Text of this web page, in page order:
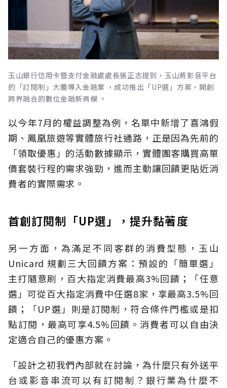
玉山銀行信用卡暨支付金融處處長張正志提到，玉山將影音平台
的「訂閱制」大膽導入金融業 ，成功推出「UP選」方案，開創
跨界融合的數位金融新商模 。
以今年7月的權益調整為例，名單中新增了喜鴻假
期、鳳凰旅遊等實體旅行社通路，正是因為先前的
「領取優惠」的活動數據顯示，實體團客購買高單
價套裝行程的需求強勁，進而主動讓回饋更貼近消
費者的實際需求。
首創訂閱制「UP選」，提升黏著度
另一方面，為滿足不同客群的消費型態，玉山
Unicard 規劃三大回饋方案：預設的「簡單選」
主打隨意刷，百大指定消費最高3%回饋；「任意
選」可從百大指定消費中任選8家，享最高3.5%回
饋；「UP選」則是訂閱制，符合條件門檻或是扣
點訂閱，最高可享4.5%回饋。消費者可以自由決
定適合自己的優惠方案。
「設計之初我們內部就在討論，為什麼只有外送平
台或影音串流可以有訂閱制？銀行業為什麼不